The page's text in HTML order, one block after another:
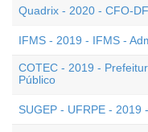
Quadrix - 2020 - CFO-
IFMS - 2019 - IFMS -
COTEC - 2019 -
Público
SUGEP - UFRPE - 2019